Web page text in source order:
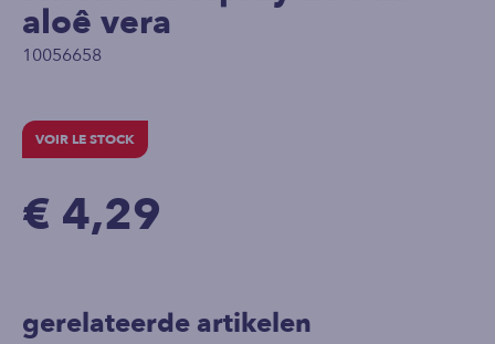
aloê vera
10056658
VOIR LE STOCK
€ 4,29
gerelateerde artikelen